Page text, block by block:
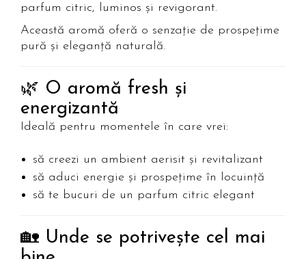
parfum citric, luminos și revigorant.
Această aromă oferă o senzație de prospețime
pură și eleganță naturală.
🌿 O aromă fresh și
energizantă
Ideală pentru momentele în care vrei:
să creezi un ambient aerisit și revitalizant
să aduci energie și prospețime în locuință
să te bucuri de un parfum citric elegant
🏡 Unde se potrivește cel mai